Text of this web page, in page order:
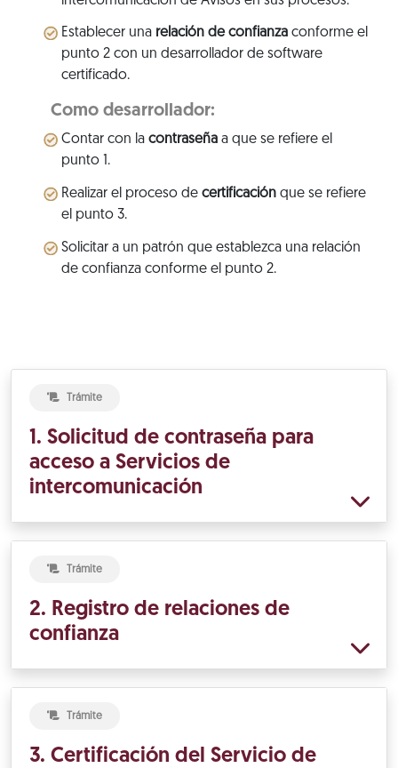
Establecer una relación de confianzaconforme el
punto 2 con un desarrollador de software
certificado.
Como desarrollador:
Contar con la contraseñaa que se refiere el
punto 1.
Realizar el proceso de certificaciónque se refiere
el punto 3.
Solicitar a un patrón que establezca una relación
de confianza conforme el punto 2.
Trámite
1. Solicitud de contraseña para
acceso a Servicios de
intercomunicación
Trámite
2. Registro de relaciones de
confianza
Trámite
3. Certificación del Servicio de